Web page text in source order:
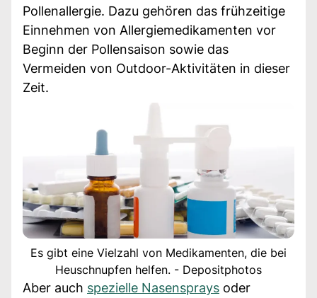
Pollenallergie. Dazu gehören das frühzeitige
Einnehmen von Allergiemedikamenten vor
Beginn der Pollensaison sowie das
Vermeiden von Outdoor-Aktivitäten in dieser
Zeit.
Es gibt eine Vielzahl von Medikamenten, die bei
Heuschnupfen helfen. - Depositphotos
Aber auch spezielle Nasensprays oder